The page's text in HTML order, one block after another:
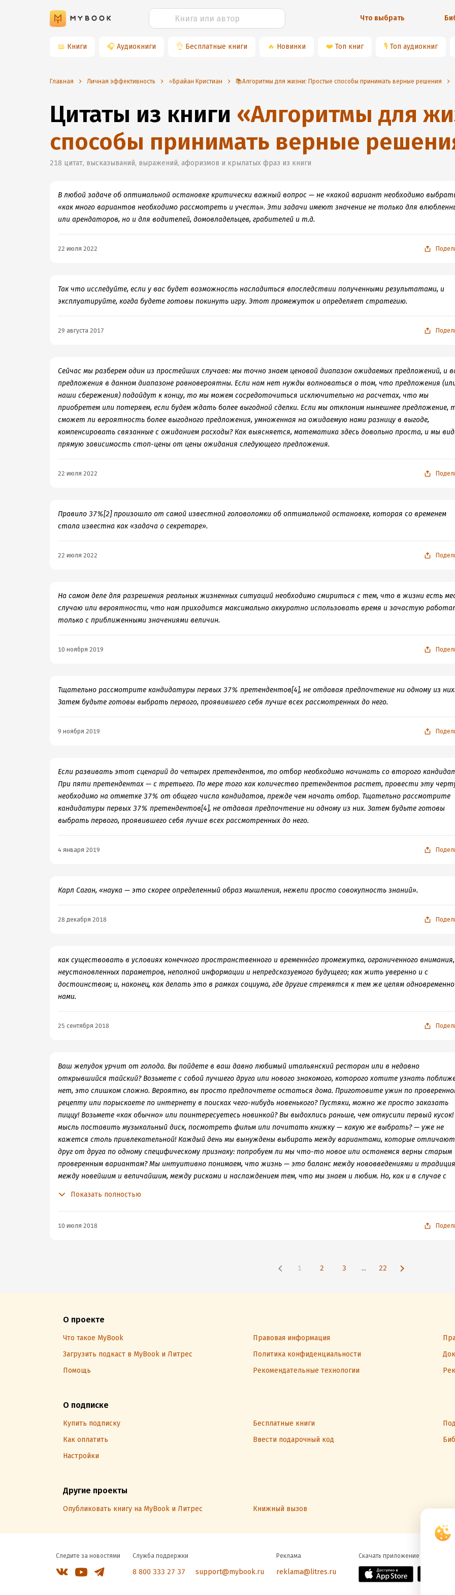
Что выбрать
📖 Книги 🎧 Аудиокниги 👌 Бесплатные книги 🔥 Новинки ❤️ Топ книг 🎙 Топ аудиокниг
Главная Личная эффективность ⭐️Брайан Кристиан 📚Алгоритмы для жизни: Простые способы принимать верные решения
Цитаты из книги «Алгоритмы для
способы принимать верные
218 цитат, высказываний, выражений, афоризмов и крылатых фраз из книги
В любой задаче об оптимальной остановке критически важный вопрос — не «какой вариант необходимо
«как много вариантов необходимо рассмотреть и учесть». Эти задачи имеют значение не только для
или арендаторов, но и для водителей, домовладельцев, грабителей и т.д.
22 июля 2022
Так что исследуйте, если у вас будет возможность насладиться впоследствии полученными результатами, и
эксплуатируйте, когда будете готовы покинуть игру. Этот промежуток и определяет стратегию.
29 августа 2017
Сейчас мы разберем один из простейших случаев: мы точно знаем ценовой диапазон ожидаемых предложений, и
предложения в данном диапазоне равновероятны. Если нам нет нужды волноваться о том, что предложения
наши сбережения) подойдут к концу, то мы можем сосредоточиться исключительно на расчетах, что мы
приобретем или потеряем, если будем ждать более выгодной сделки. Если мы отклоним нынешнее предложение,
сможет ли вероятность более выгодного предложения, умноженная на ожидаемую нами разницу в выгоде,
компенсировать связанные с ожиданием расходы? Как выясняется, математика здесь довольно проста, и мы
прямую зависимость стоп-цены от цены ожидания следующего предложения.
22 июля 2022
Правило 37%[2] произошло от самой известной головоломки об оптимальной остановке, которая со временем
стала известна как «задача о секретаре».
22 июля 2022
На самом деле для разрешения реальных жизненных ситуаций необходимо смириться с тем, что в жизни есть
случаю или вероятности, что нам приходится максимально аккуратно использовать время и зачастую
только с приближенными значениями величин.
10 ноября 2019
Тщательно рассмотрите кандидатуры первых 37% претендентов[4], не отдавая предпочтение ни одному из
Затем будьте готовы выбрать первого, проявившего себя лучше всех рассмотренных до него.
9 ноября 2019
Если развивать этот сценарий до четырех претендентов, то отбор необходимо начинать со второго
При пяти претендентах — с третьего. По мере того как количество претендентов растет, провести эту
необходимо на отметке 37% от общего числа кандидатов, прежде чем начать отбор. Тщательно рассмотрите
кандидатуры первых 37% претендентов[4], не отдавая предпочтение ни одному из них. Затем будьте готовы
выбрать первого, проявившего себя лучше всех рассмотренных до него.
4 января 2019
Карл Саган, «наука — это скорее определенный образ мышления, нежели просто совокупность знаний».
28 декабря 2018
как существовать в условиях конечного пространственного и временнóго промежутка, ограниченного внимания,
неустановленных параметров, неполной информации и непредсказуемого будущего; как жить уверенно и с
достоинством; и, наконец, как делать это в рамках социума, где другие стремятся к тем же целям
нами.
25 сентября 2018
Ваш желудок урчит от голода. Вы пойдете в ваш давно любимый итальянский ресторан или в недавно
открывшийся тайский? Возьмете с собой лучшего друга или нового знакомого, которого хотите узнать
нет, это слишком сложно. Вероятно, вы просто предпочтете остаться дома. Приготовите ужин по
рецепту или порыскаете по интернету в поисках чего-нибудь новенького? Пустяки, можно же просто заказать
пиццу! Возьмете «как обычно» или поинтересуетесь новинкой? Вы выдохлись раньше, чем откусили первый
мысль поставить музыкальный диск, посмотреть фильм или почитать книжку — какую же выбрать? — уже не
кажется столь привлекательной! Каждый день мы вынуждены выбирать между вариантами, которые
друг от друга по одному специфическому признаку: попробуем ли мы что-то новое или останемся верны старым
проверенным вариантам? Мы интуитивно понимаем, что жизнь — это баланс между нововведениями и
между новейшим и величайшим, между рисками и наслаждением тем, что мы знаем и любим. Но, как и в случае с
Показать полностью
10 июля 2018
1 2 3 ... 22
О проекте
Что такое MyBook Правовая информация
Загрузить подкаст в MyBook и Литрес
Политика конфиденциальности
Помощь
Рекомендательные технологии
О подписке
Купить подписку Бесплатные книги
Как оплатить
Ввести подарочный код
Настройки
Другие проекты
Опубликовать книгу на MyBook и Литрес Книжный вызов
Следите за новостями Служба поддержки
8 800 333 27 37 support@mybook.ru
Реклама
reklama@litres.ru
Скачать приложение